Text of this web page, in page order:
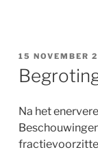
GEPLAATST
OP
15 NOVEMBER
Na het